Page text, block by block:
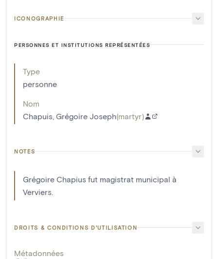
ICONOGRAPHIE
PERSONNES ET INSTITUTIONS REPRÉSENTÉES
Type
personne
Nom
Chapuis, Grégoire Joseph(martyr)
NOTES
Grégoire Chapius fut magistrat municipal à
Verviers.
DROITS & CONDITIONS D'UTILISATION
Métadonnées